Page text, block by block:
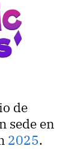
de
sede en
2025.